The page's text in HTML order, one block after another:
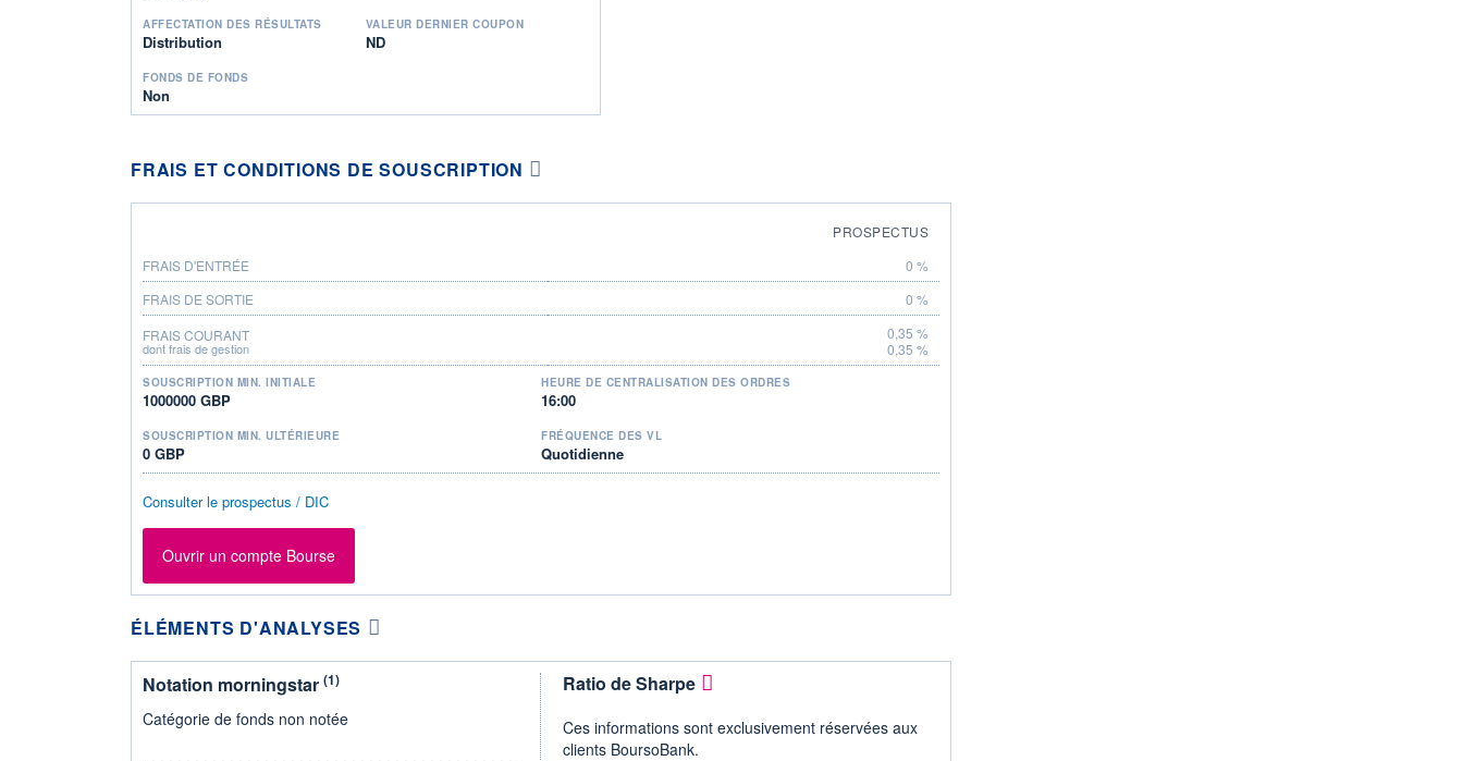
AFFECTATION DES RÉSULTATS
Distribution
VALEUR DERNIER COUPON
ND
FONDS DE FONDS
Non
FRAIS ET CONDITIONS DE SOUSCRIPTION
PROSPECTUS
FRAIS D'ENTRÉE
0 %
FRAIS DE SORTIE
0 %
FRAIS COURANT
dont frais de gestion
0,35 %
0,35 %
SOUSCRIPTION MIN. INITIALE
1000000 GBP
HEURE DE CENTRALISATION DES ORDRES
16:00
SOUSCRIPTION MIN. ULTÉRIEURE
0 GBP
FRÉQUENCE DES VL
Quotidienne
Consulter le prospectus / DIC
Ouvrir un compte Bourse
ÉLÉMENTS D'ANALYSES
Notation morningstar (1)
Catégorie de fonds non notée
Ratio de Sharpe
Ces informations sont exclusivement réservées aux
clients BoursoBank.